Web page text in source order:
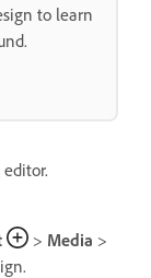
to learn
editor.
> Media >